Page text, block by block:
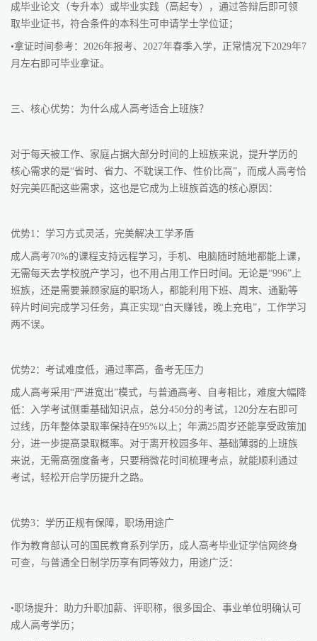
成毕业论文（专升本）或毕业实践（高起专），通过答辩后即可领
取毕业证书，符合条件的本科生可申请学士学位证；
•拿证时间参考：2026年报考、2027年春季入学，正常情况下2029年7
月左右即可毕业拿证。
三、核心优势：为什么成人高考适合上班族？
对于每天被工作、家庭占据大部分时间的上班族来说，提升学历的
核心需求的是“省时、省力、不耽误工作、性价比高”，而成人高考恰
好完美匹配这些需求，这也是它成为上班族首选的核心原因：
优势1：学习方式灵活，完美解决工学矛盾
成人高考70%的课程支持远程学习，手机、电脑随时随地都能上课，
无需每天去学校脱产学习，也不用占用工作日时间。无论是“996”上
班族，还是需要兼顾家庭的职场人，都能利用下班、周末、通勤等
碎片时间完成学习任务，真正实现“白天赚钱，晚上充电”，工作学习
两不误。
优势2：考试难度低，通过率高，备考无压力
成人高考采用“严进宽出”模式，与普通高考、自考相比，难度大幅降
低：入学考试侧重基础知识点，总分450分的考试，120分左右即可
过线，历年整体录取率保持在95%以上；年满25周岁还能享受政策加
分，进一步提高录取概率。对于离开校园多年、基础薄弱的上班族
来说，无需高强度备考，只要稍微花时间梳理考点，就能顺利通过
考试，轻松开启学历提升之路。
优势3：学历正规有保障，职场用途广
作为教育部认可的国民教育系列学历，成人高考毕业证学信网终身
可查，与普通全日制学历享有同等效力，用途广泛：
•职场提升：助力升职加薪、评职称，很多国企、事业单位明确认可
成人高考学历；